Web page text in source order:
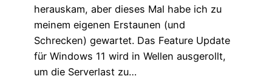
herauskam, aber dieses Mal habe ich zu
meinem eigenen Erstaunen (und
Schrecken) gewartet. Das Feature Update
für Windows 11 wird in Wellen ausgerollt,
um die Serverlast zu…